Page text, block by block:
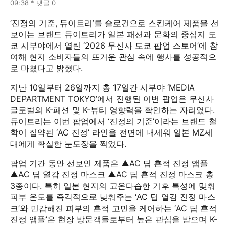
09:38 * 댓글 0
‘진정의 기준, 듀이트리’를 슬로건으로 스킨케어 제품을 선
보이는 브랜드 듀이트리가 일본 패션과 문화의 중심지 도
쿄 시부야에서 열린 ‘2026 무신사 도쿄 팝업 스토어’에 참
여해 현지 소비자들의 뜨거운 관심 속에 행사를 성공적으
로 마쳤다고 밝혔다.
지난 10일부터 26일까지 총 17일간 시부야 ‘MEDIA
DEPARTMENT TOKYO’에서 진행된 이번 팝업은 무신사
글로벌의 K-패션 및 K-뷰티 영향력을 확인하는 자리였다.
듀이트리는 이번 팝업에서 ‘진정의 기준’이라는 브랜드 철
학이 집약된 ‘AC 진정’ 라인을 전면에 내세워 일본 MZ세
대에게 확실한 눈도장을 찍었다.
팝업 기간 동안 선보인 제품은 ▲AC 딥 흔적 진정 앰플
▲AC 딥 열감 진정 마스크 ▲AC 딥 흔적 진정 마스크 총
3종이다. 특히 일본 현지의 고온다습한 기후 특성에 맞춰
피부 온도를 즉각적으로 낮춰주는 ‘AC 딥 열감 진정 마스
크’와 민감해진 피부의 흔적 고민을 케어하는 ‘AC 딥 흔적
진정 앰플’은 현장 방문객들로부터 높은 관심을 받으며 K-